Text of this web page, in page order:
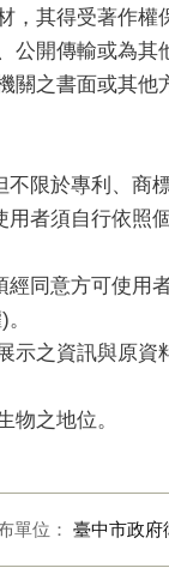
，其得受著作權
開傳輸或為其
關之書面或其他
限於專利、商
者須自行依照
同意方可使用者
示之資訊與原資
物之地位。
單位： 臺中市政府